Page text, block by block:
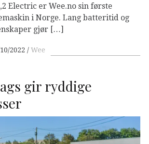
Electric er Wee.no sin første
i Norge. Lang batteritid og
gjør […]
2022 Wee
gir ryddige